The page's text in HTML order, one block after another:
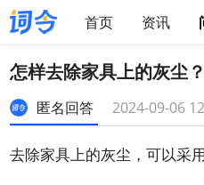
首页 资讯
怎样去除家具上的灰尘？
匿名回答 2024-09-06
去除家具上的灰尘，可以采